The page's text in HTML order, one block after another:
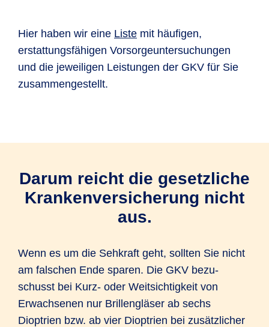
Hier haben wir eine Liste mit häufigen,
erstattungsfähigen Vorsorgeuntersuchungen
und die jeweiligen Leistungen der GKV für Sie
zusammengestellt.
Darum reicht die gesetzliche
Krankenversicherung nicht
aus.
Wenn es um die Sehkraft geht, sollten Sie nicht
am falschen Ende sparen. Die GKV bezu­
schusst bei Kurz- oder Weit­sichtigkeit von
Erwach­senen nur Brillen­gläser ab sechs
Dioptrien bzw. ab vier Dioptrien bei zusätz­licher